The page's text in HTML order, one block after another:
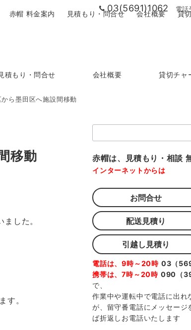
03(5691)1062 電
積もり・問合せ 会社概要 貸切チャ
赤帽 料金案内 見積もり・問合せ 会社概要 貸
ら墨田区へ施設間移動
移動
ました。
す。
索：
赤帽は、見積もり・相談
インターネットからは
お問合せ
配送見積り
引越し見積り
電話は、9時～20時 03（
携帯は、7時～20時 090（
で、
作業中や運転中で電話に出れ
が、留守番電話にメッセージ
ば折返しお電話いたします